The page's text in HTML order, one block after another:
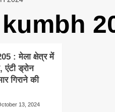
: मेला क्षेत्र में
ड्रोन
गिराने की
13, 2024